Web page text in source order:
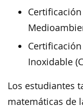
Inoxidable
Los estudiantes
matemáticas de